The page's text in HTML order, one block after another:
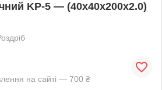
KP-5 — (40х40х200х2.0)
на сайті — 700 ₴